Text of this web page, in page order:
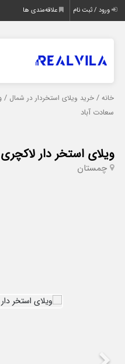
ورود / ثبت نام علاقه‌مندی ها
خانه /خرید ویلای استخردار در شمال /
سعادت آباد
ویلای استخر دار
چمستان